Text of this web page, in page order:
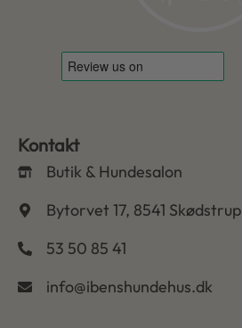
Kontakt
Butik & Hundesalon
Bytorvet 17, 8541 Skødstrup
53 50 85 41
info@ibenshundehus.dk